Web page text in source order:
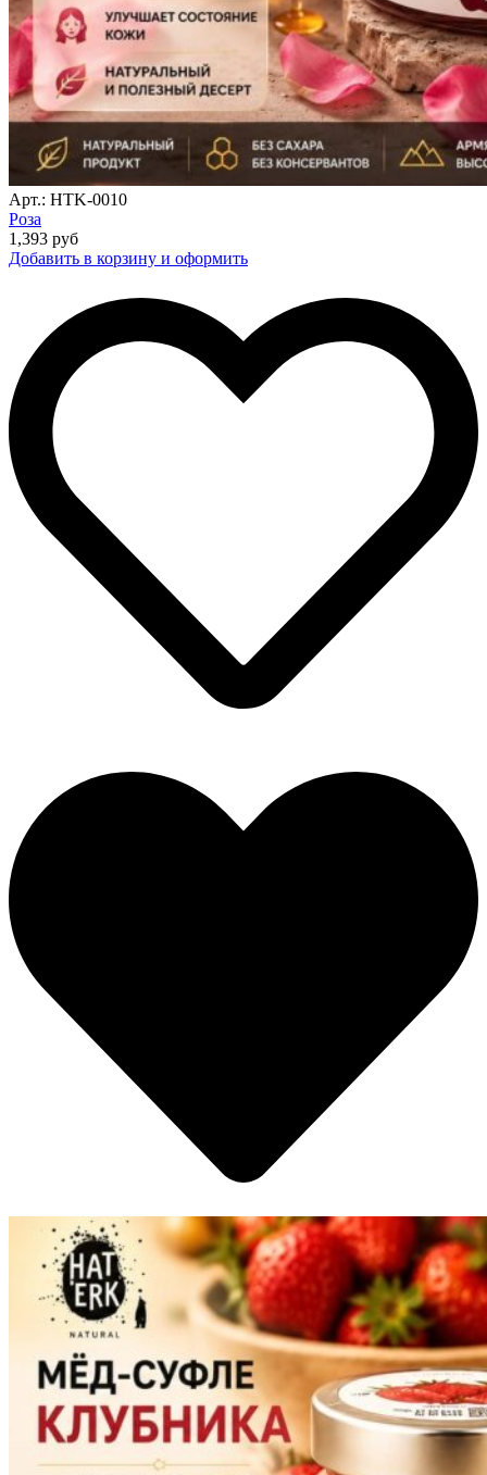
Арт.: HTK-0010
Роза
1,393 руб
Добавить в корзину и оформить